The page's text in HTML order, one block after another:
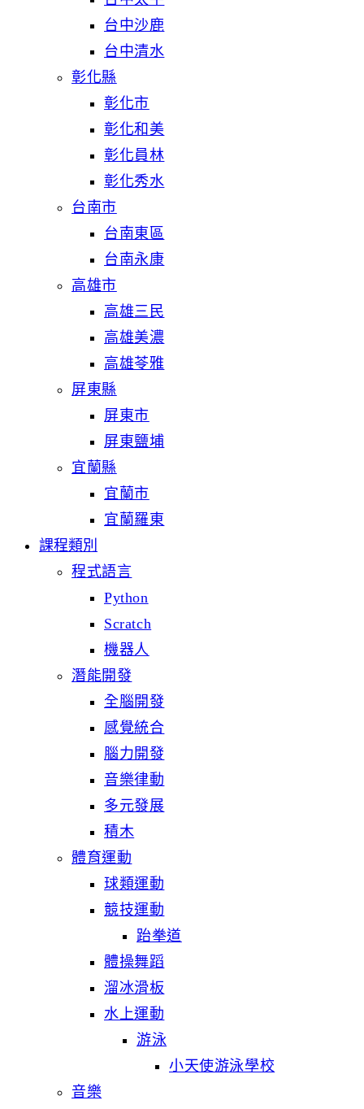
台中沙鹿
台中清水
彰化縣
彰化市
彰化和美
彰化員林
彰化秀水
台南市
台南東區
台南永康
高雄市
高雄三民
高雄美濃
高雄苓雅
屏東縣
屏東市
屏東鹽埔
宜蘭縣
宜蘭市
宜蘭羅東
課程類別
程式語言
Python
Scratch
機器人
潛能開發
全腦開發
感覺統合
腦力開發
音樂律動
多元發展
積木
體育運動
球類運動
競技運動
跆拳道
體操舞蹈
溜冰滑板
水上運動
游泳
小天使游泳學校
音樂